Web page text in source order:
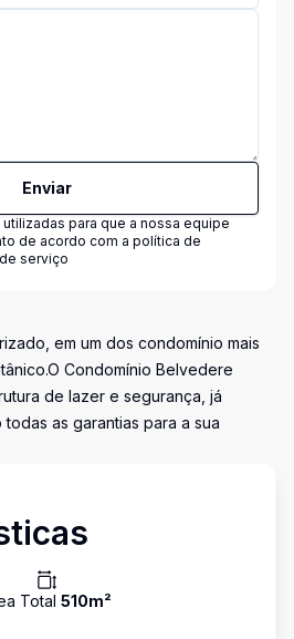
Enviar
para que a nossa equipe
de acordo com a política de
serviço
em um dos condomínio mais
Condomínio Belvedere
de lazer e segurança, já
as garantias para a sua
Total 510m²